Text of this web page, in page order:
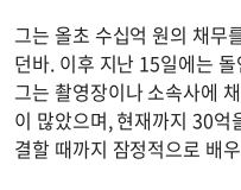
그는 올초 수십억 원의 채무
던바. 이후 지난 15일에는
그는 촬영장이나 소속사에
이 많았으며, 현재까지 30억
결할 때까지 잠정적으로 배